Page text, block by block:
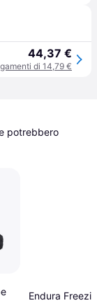
44,37 €
di 14,79 €
potrebbero
Endura